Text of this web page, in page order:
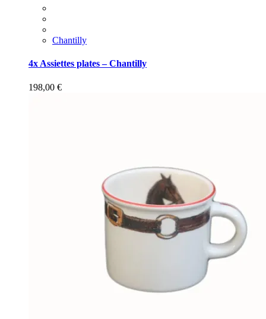
Chantilly
4x Assiettes plates – Chantilly
198,00 €